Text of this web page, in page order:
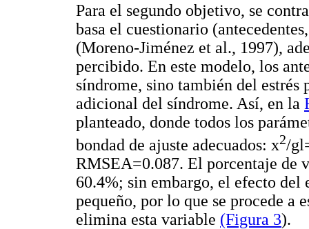
Para el segundo objetivo, se
basa el cuestionario
(Moreno-Jiménez et al., 1997),
percibido. En este modelo, los
síndrome, sino también del
adicional del síndrome. Así, en la
planteado, donde todos los
bondad de ajuste adecuados: x2/
RMSEA=0.087. El porcentaje de
60.4%; sin embargo, el efecto del
pequeño, por lo que se procede a
elimina esta variable (Figura 3).